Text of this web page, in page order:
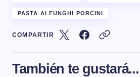
PASTA AI FUNGHI PORCINI
COMPARTIR
También te gustará...